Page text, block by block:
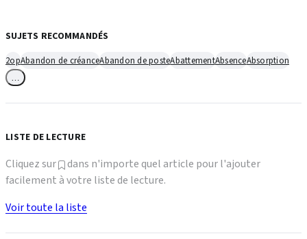
SUJETS RECOMMANDÉS
2opAbandon de créanceAbandon de posteAbattementAbsenceAbsorption
LISTE DE LECTURE
Cliquez sur
dans n'importe quel article pour l'ajouter
facilement à votre liste de lecture.
Voir toute la liste